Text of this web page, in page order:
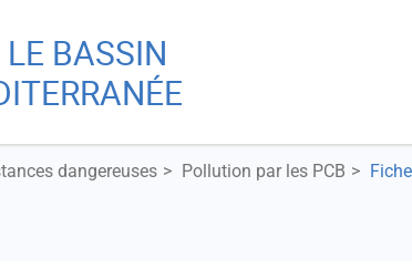
au
contenu
principal
to
main
menu
BASSIN
dangereuses Pollution par les PCB